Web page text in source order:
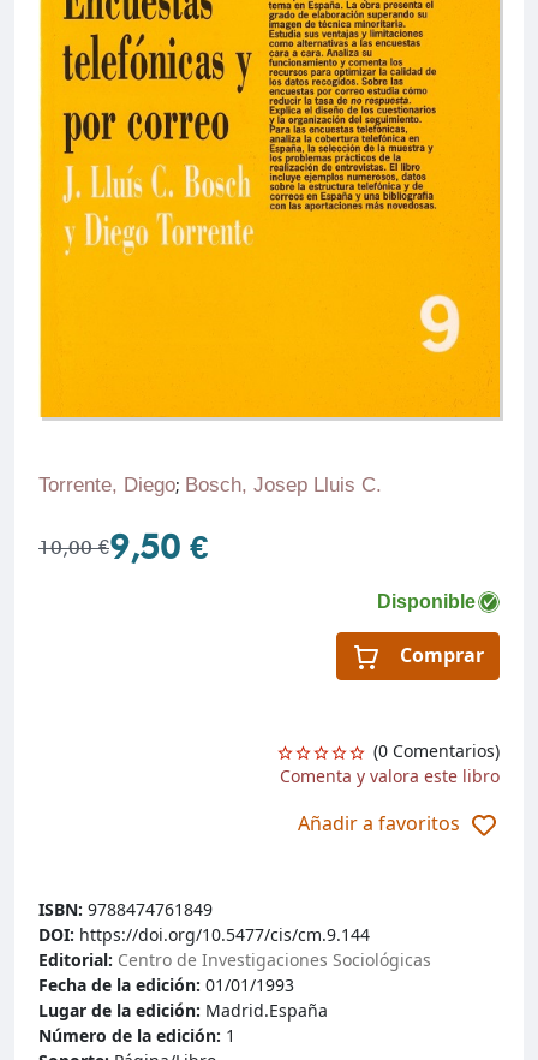
Torrente, Diego; Bosch, Josep Lluis C.
10,00 €9,50 €
Disponible
Comprar
(0 Comentarios)
Comenta y valora este libro
Añadir a favoritos
ISBN: 9788474761849
DOI: https://doi.org/10.5477/cis/cm.9.144
Editorial: Centro de Investigaciones Sociológicas
Fecha de la edición: 01/01/1993
Lugar de la edición: Madrid.España
Número de la edición: 1